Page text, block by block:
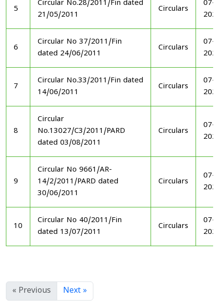
5
Circular No.28/2011/Fin dated
21/05/2011
Circulars
07-
6
Circular No 37/2011/Fin
dated 24/06/2011
Circulars
07-
7
Circular No.33/2011/Fin dated
14/06/2011
Circulars
07-
8
Circular
No.13027/C3/2011/PARD
dated 03/08/2011
Circulars
07-
9
Circular No 9661/AR-
14/2/2011/PARD dated
30/06/2011
Circulars
07-
10
Circular No 40/2011/Fin
dated 13/07/2011
Circulars
07-
« Previous Next »